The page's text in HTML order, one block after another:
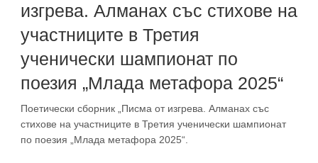
изгрева. Алманах със стихове на
участниците в Третия
ученически шампионат по
поезия „Млада метафора 2025“
Поетически сборник „Писма от изгрева. Алманах със
стихове на участниците в Третия ученически шампионат
по поезия „Млада метафора 2025“.